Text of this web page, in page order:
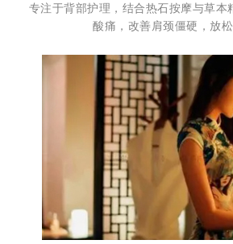
专注于背部护理，结合热石按摩与草本
酸痛，改善肩颈僵硬，放松